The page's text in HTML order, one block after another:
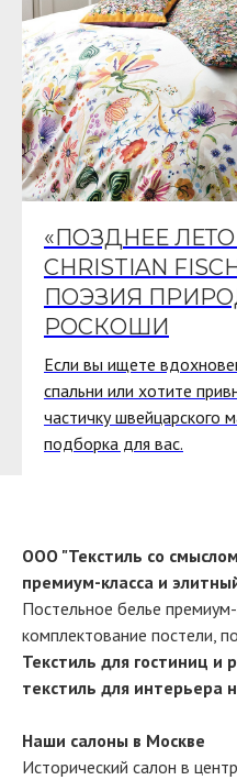
«ПОЗДНЕЕ ЛЕТО
CHRISTIAN
ПОЭЗИЯ
РОСКОШИ
Если вы ищете
спальни или хотите
частичку швейцарского
подборка для вас.
ООО "Текстиль со
премиум-класса и
Постельное белье
комплектование постели,
Текстиль для гостиниц и
текстиль для интерьера
Наши салоны в Москве
Исторический салон в